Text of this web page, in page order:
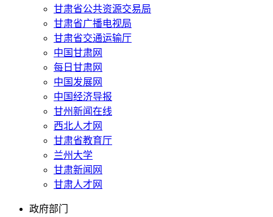
甘肃省公共资源交易局
甘肃省广播电视局
甘肃省交通运输厅
中国甘肃网
每日甘肃网
中国发展网
中国经济导报
甘州新闻在线
西北人才网
甘肃省教育厅
兰州大学
甘肃新闻网
甘肃人才网
政府部门